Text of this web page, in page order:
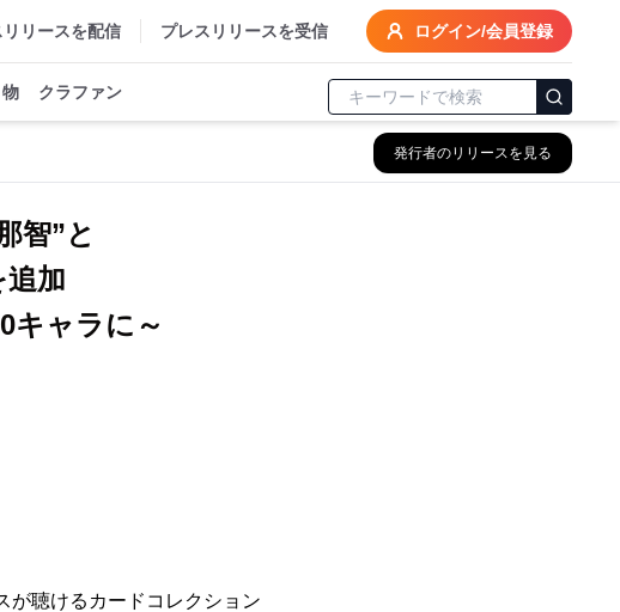
リリースを配信 プレスリリースを受信 ログイン/会員登録
クラファン
発行者のリリースを見る
智”と
加
キャラに～
が聴けるカードコレクション